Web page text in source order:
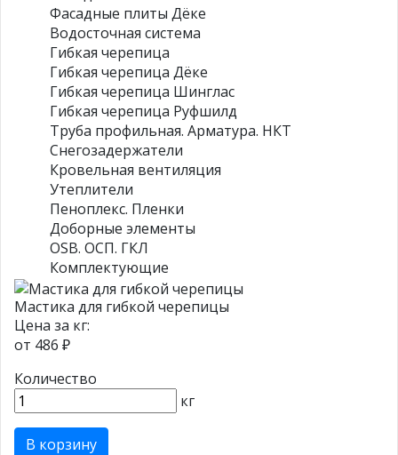
Фасадные плиты Дёке
Водосточная система
Гибкая черепица
Гибкая черепица Дёке
Гибкая черепица Шинглас
Гибкая черепица Руфшилд
Труба профильная. Арматура. НКТ
Снегозадержатели
Кровельная вентиляция
Утеплители
Пеноплекс. Пленки
Доборные элементы
OSB. ОСП. ГКЛ
Комплектующие
Мастика для гибкой черепицы
Цена за кг:
от 486 ₽
Количество
кг
В корзину